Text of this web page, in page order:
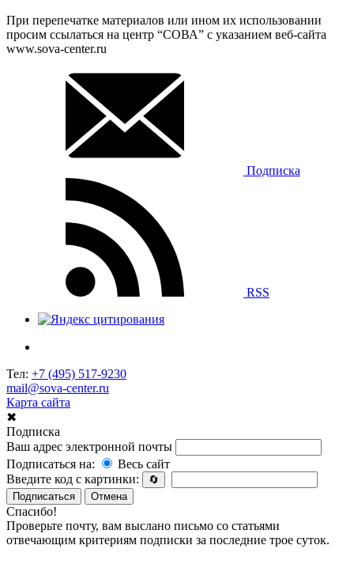
При перепечатке материалов или ином их использовании
просим ссылаться на центр “СОВА” с указанием веб-сайта
www.sova-center.ru
Подписка
RSS
Тел: +7 (495) 517-9230
mail@sova-center.ru
Карта сайта
✖
Подписка
Ваш адрес электронной почты
Подписаться на:
Весь сайт
Введите код с картинки:
🔄
Подписаться
Отмена
Спасибо!
Проверьте почту, вам выслано письмо со статьями
отвечающим критериям подписки за последние трое суток.